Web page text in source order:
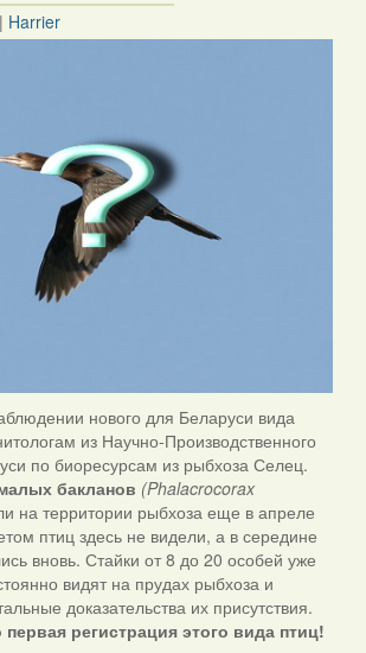
| Harrier
нового для Беларуси вида
из Научно-Производственного
по биоресурсам из рыбхоза Селец.
бакланов (Phalacrocorax
на территории рыбхоза еще в апреле
птиц здесь не видели, а в середине
вновь. Стайки от 8 до 20 особей уже
видят на прудах рыбхоза и
доказательства их присутствия.
регистрация этого вида птиц!